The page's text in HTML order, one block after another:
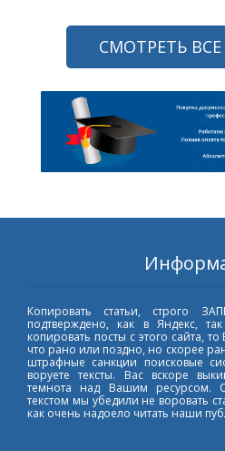
СМОТРЕТЬ
Копировать статьи, строго
подтверждено, как в Яндекс,
копировать посты с этого сайта,
что рано или поздно, но скорее
штрафные санкции поисковые
воруете тексты. Вас вскоре
темнота над Вашим ресурсом.
текстом мы убедили не воровать
как очень надоело читать наши